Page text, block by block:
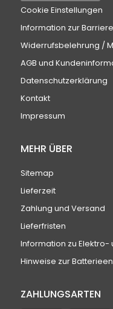
Cookie Einstellungen
Information zur
Widerrufsbelehrung /
AGB und
Datenschutzerklärung
Kontakt
Impressum
MEHR ÜBER
Sitemap
Lieferzeit
Zahlung und Versand
Lieferfristen
Information zu Elektro-
Hinweise zur
ZAHLUNGSARTEN